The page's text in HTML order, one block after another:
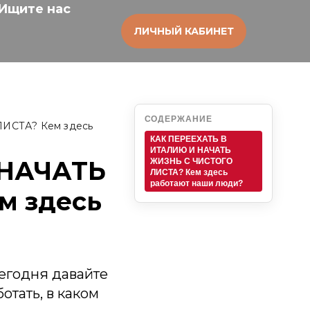
ЛИЧНЫЙ КАБИНЕТ
нас
Кем здесь
здесь
давайте
в каком
СОДЕРЖАНИЕ
КАК ПЕРЕЕХАТЬ В
ИТАЛИЮ И НАЧАТЬ
ЖИЗНЬ С ЧИСТОГО
ЛИСТА? Кем здесь
работают наши люди?